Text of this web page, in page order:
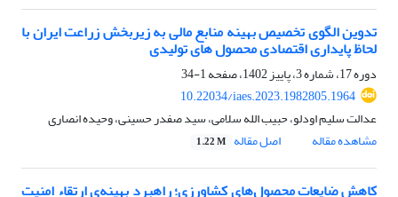
تدوین الگوی تخصیص بهینه منابع مالی به زیربخش زراعت ایران با
لحاظ پایداری اقتصادی محصول های تولیدی
دوره 17، شماره 3، پاییز 1402، صفحه
1-34
10.22034/iaes.2023.1982805.1964
عدالت سلیم اودلو، حبیب الله سلامی، سید صفدر حسینی، وحیده انصاری
مشاهده مقاله
اصل مقاله 1.22 M
کاهش ضایعات محصول‌های کشاورزی؛ راهبرد بهینه‌ی ارتقاء امنیت